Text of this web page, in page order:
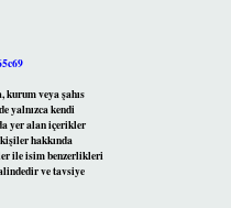
veya şahıs
yalnızca kendi
yer alan içerikler
hakkında
ile isim benzerlikleri
ve tavsiye